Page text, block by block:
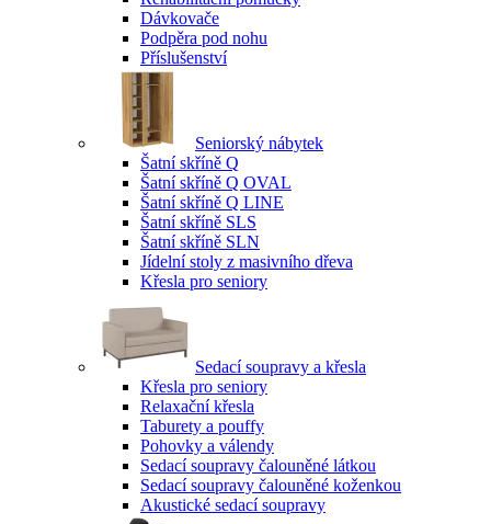
Dávkovače
Podpěra pod nohu
Příslušenství
Seniorský nábytek
Šatní skříně Q
Šatní skříně Q OVAL
Šatní skříně Q LINE
Šatní skříně SLS
Šatní skříně SLN
Jídelní stoly z masivního dřeva
Křesla pro seniory
Sedací soupravy a křesla
Křesla pro seniory
Relaxační křesla
Taburety a pouffy
Pohovky a válendy
Sedací soupravy čalouněné látkou
Sedací soupravy čalouněné koženkou
Akustické sedací soupravy